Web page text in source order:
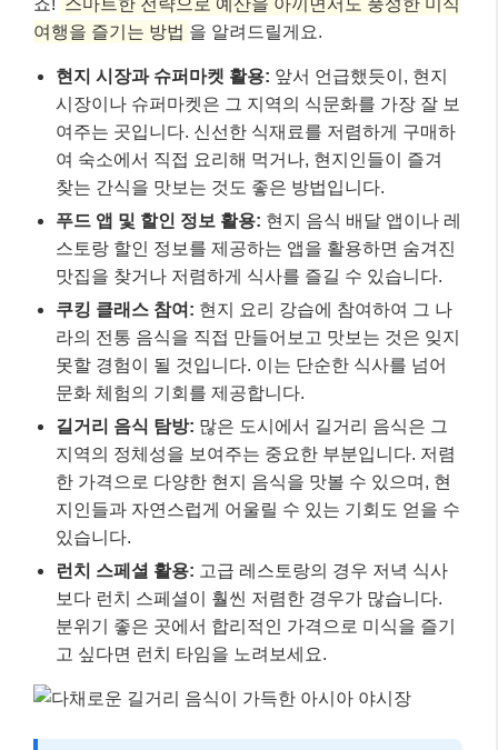
여행을 즐기는 방법 을 알려드릴게요.
현지 시장과 슈퍼마켓 활용: 앞서 언급했듯이, 현지
시장이나 슈퍼마켓은 그 지역의 식문화를 가장 잘 보
여주는 곳입니다. 신선한 식재료를 저렴하게 구매하
여 숙소에서 직접 요리해 먹거나, 현지인들이 즐겨
찾는 간식을 맛보는 것도 좋은 방법입니다.
푸드 앱 및 할인 정보 활용: 현지 음식 배달 앱이나 레
스토랑 할인 정보를 제공하는 앱을 활용하면 숨겨진
맛집을 찾거나 저렴하게 식사를 즐길 수 있습니다.
쿠킹 클래스 참여: 현지 요리 강습에 참여하여 그 나
라의 전통 음식을 직접 만들어보고 맛보는 것은 잊지
못할 경험이 될 것입니다. 이는 단순한 식사를 넘어
문화 체험의 기회를 제공합니다.
길거리 음식 탐방: 많은 도시에서 길거리 음식은 그
지역의 정체성을 보여주는 중요한 부분입니다. 저렴
한 가격으로 다양한 현지 음식을 맛볼 수 있으며, 현
지인들과 자연스럽게 어울릴 수 있는 기회도 얻을 수
있습니다.
런치 스페셜 활용: 고급 레스토랑의 경우 저녁 식사
보다 런치 스페셜이 훨씬 저렴한 경우가 많습니다.
분위기 좋은 곳에서 합리적인 가격으로 미식을 즐기
고 싶다면 런치 타임을 노려보세요.